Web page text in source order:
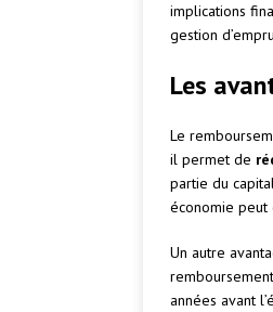
implications
gestion
Les
Le
il permet de
partie du
économie
Un autre
années avant